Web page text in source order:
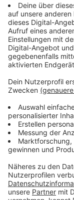
Maria-
(Flingern):
Uhr
Albert-
(Rath):
am
Max-
(Stockum):
Schloß-
(Benrath):
vorheriger